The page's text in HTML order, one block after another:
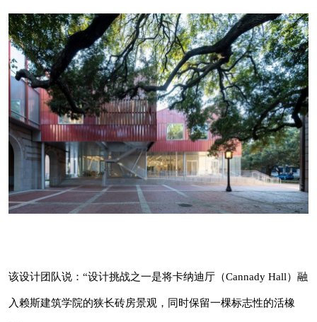
该设计团队说：“设计挑战之一是将卡纳迪厅
（Cannady Hall）融入赖斯建筑学院的狭长砖房
该设计团队说：“卡拉穆克-郭建筑工作室接受了
这一挑战，将建筑分解成直线形状，然后滑动，
该设计团队说：“设计挑战之一是将卡纳迪厅（Cannady Hall）融
入赖斯建筑学院的狭长砖房景观，同时保留一棵标志性的活橡